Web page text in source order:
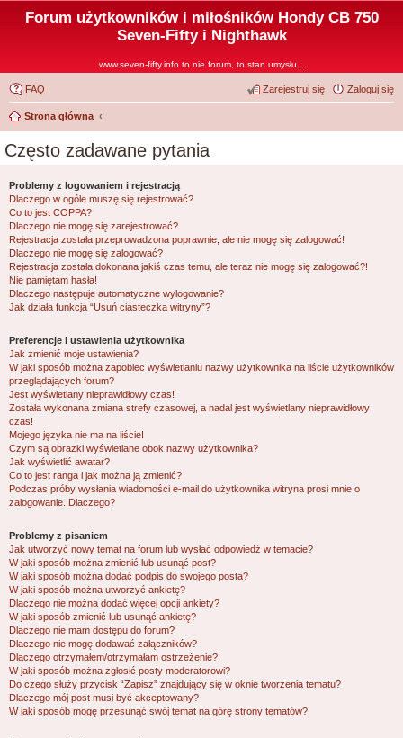
Forum użytkowników i miłośników Hondy CB 750
Seven-Fifty i Nighthawk
www.seven-fifty.info to nie forum, to stan umysłu...
FAQ Zaloguj się
Zarejestruj się
Strona główna
Często zadawane pytania
Problemy z logowaniem i rejestracją
Dlaczego w ogóle muszę się rejestrować?
Co to jest COPPA?
Dlaczego nie mogę się zarejestrować?
Rejestracja została przeprowadzona poprawnie, ale nie mogę się zalogować!
Dlaczego nie mogę się zalogować?
Rejestracja została dokonana jakiś czas temu, ale teraz nie mogę się zalogować?!
Nie pamiętam hasła!
Dlaczego następuje automatyczne wylogowanie?
Jak działa funkcja “Usuń ciasteczka witryny”?
Preferencje i ustawienia użytkownika
Jak zmienić moje ustawienia?
W jaki sposób można zapobiec wyświetlaniu nazwy użytkownika na liście użytkowników
przeglądających forum?
Jest wyświetlany nieprawidłowy czas!
Została wykonana zmiana strefy czasowej, a nadal jest wyświetlany nieprawidłowy
czas!
Mojego języka nie ma na liście!
Czym są obrazki wyświetlane obok nazwy użytkownika?
Jak wyświetlić awatar?
Co to jest ranga i jak można ją zmienić?
Podczas próby wysłania wiadomości e-mail do użytkownika witryna prosi mnie o
zalogowanie. Dlaczego?
Problemy z pisaniem
Jak utworzyć nowy temat na forum lub wysłać odpowiedź w temacie?
W jaki sposób można zmienić lub usunąć post?
W jaki sposób można dodać podpis do swojego posta?
W jaki sposób można utworzyć ankietę?
Dlaczego nie można dodać więcej opcji ankiety?
W jaki sposób zmienić lub usunąć ankietę?
Dlaczego nie mam dostępu do forum?
Dlaczego nie mogę dodawać załączników?
Dlaczego otrzymałem/otrzymałam ostrzeżenie?
W jaki sposób można zgłosić posty moderatorowi?
Do czego służy przycisk “Zapisz” znajdujący się w oknie tworzenia tematu?
Dlaczego mój post musi być akceptowany?
W jaki sposób mogę przesunąć swój temat na górę strony tematów?